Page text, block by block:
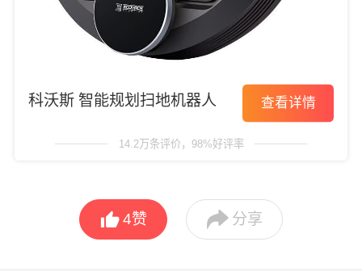
科沃斯 智能规划扫地机器人 查看详情
14.2万条评价，98%好评率
4赞  分享